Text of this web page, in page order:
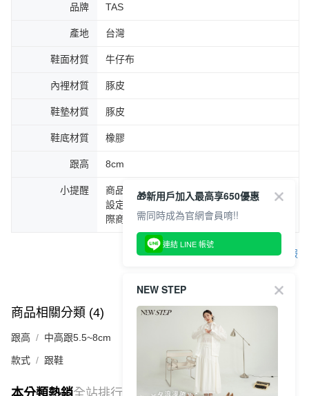
品牌 TAS
產地 台灣
鞋面材質 牛仔布
內裡材質 豚皮
鞋墊材質 豚皮
鞋底材質 橡膠
跟高 8cm
小提醒
商品圖片顏色會因拍攝燈光環境或個人螢幕
設定不同，而造成部份色差現象，顏色以實
際商品為主。
客服
商品相關分類 (4)
跟高 中高跟5.5~8cm
款式 跟鞋
🎁新用戶加入最高享650優惠
需同時成為官網會員唷!!
連結 LINE 帳號
NEW STEP